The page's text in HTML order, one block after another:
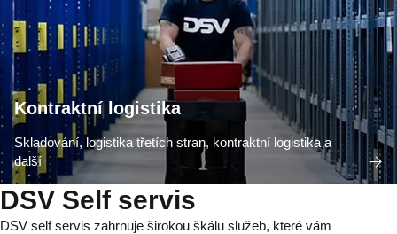
Kontraktní logistika
Skladování, logistika třetích stran, kontraktní logistika a
další
DSV Self servis
DSV self servis zahrnuje širokou škálu služeb, které vám